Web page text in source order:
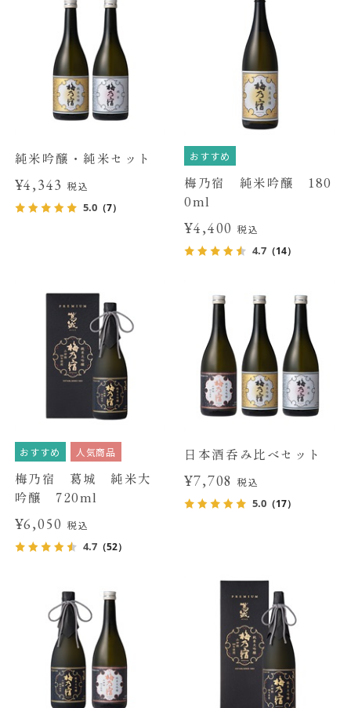
純米吟醸・純米セット
¥4,343税込
5.0（7）
おすすめ
梅乃宿 純米吟醸 180
0ml
¥4,400 税込
4.7 （14）
おすすめ 人気商品
梅乃宿 葛城 純米大
吟醸 720ml
¥6,050税込
4.7（52）
日本酒呑み比べセット
¥7,708 税込
5.0 （17）